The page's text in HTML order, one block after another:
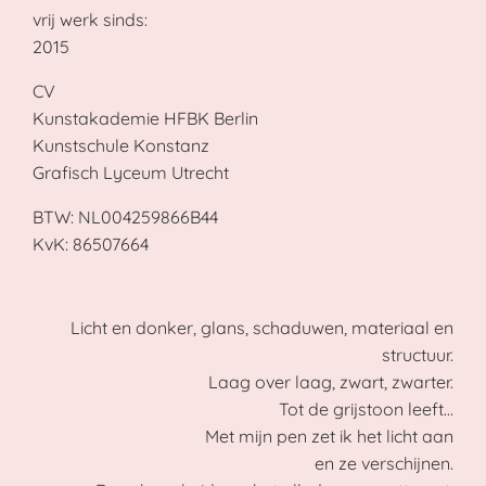
vrij werk sinds:
2015
CV
Kunstakademie HFBK Berlin
Kunstschule Konstanz
Grafisch Lyceum Utrecht
BTW: NL004259866B44
KvK: 86507664
Licht en donker, glans, schaduwen, materiaal en
structuur.
Laag over laag, zwart, zwarter.
Tot de grijstoon leeft…
Met mijn pen zet ik het licht aan
en ze verschijnen.